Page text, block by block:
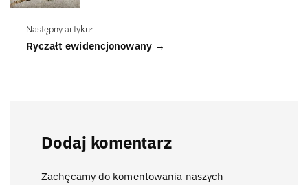
Następny artykuł
Ryczałt ewidencjonowany →
Dodaj komentarz
Zachęcamy do komentowania naszych